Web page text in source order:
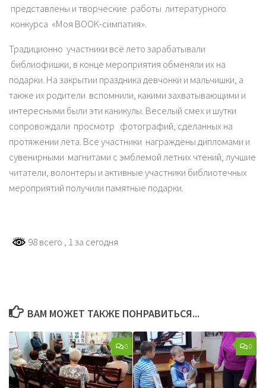
представлены и творческие работы литературного
конкурса «Моя BOOK-симпатия».
Традиционно участники всё лето зарабатывали
библиофишки, в конце мероприятия обменяли их на
подарки. На закрытии праздника девчонки и мальчишки, а
также их родители вспомнили, какими захватывающими и
интересными были эти каникулы. Веселый смех и шутки
сопровождали просмотр фотографий, сделанных на
протяжении лета. Все участники награждены дипломами и
сувенирными магнитами с эмблемой летних чтений, лучшие
читатели, волонтеры и активные участники библиотечных
мероприятий получили памятные подарки.
98 всего , 1 за сегодня
ВАМ МОЖЕТ ТАКЖЕ ПОНРАВИТЬСЯ...
0 0